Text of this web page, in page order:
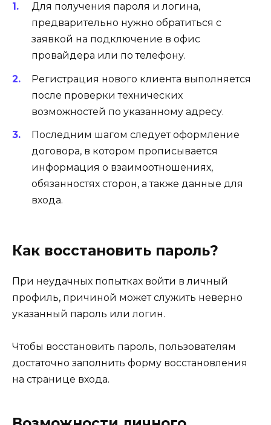
Для получения пароля и логина,
предварительно нужно обратиться с
заявкой на подключение в офис
провайдера или по телефону.
Регистрация нового клиента выполняется
после проверки технических
возможностей по указанному адресу.
Последним шагом следует оформление
договора, в котором прописывается
информация о взаимоотношениях,
обязанностях сторон, а также данные для
входа.
Как восстановить пароль?
При неудачных попытках войти в личный
профиль, причиной может служить неверно
указанный пароль или логин.
Чтобы восстановить пароль, пользователям
достаточно заполнить форму восстановления
на странице входа.